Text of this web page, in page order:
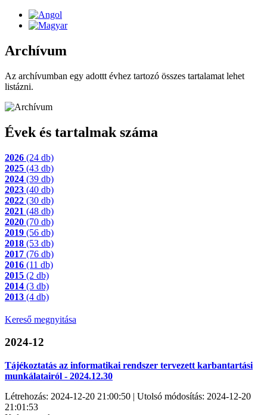
Archívum
Az archívumban egy adottt évhez tartozó összes tartalamat lehet
listázni.
Évek és tartalmak száma
2026 (24 db)
2025 (43 db)
2024 (39 db)
2023 (40 db)
2022 (30 db)
2021 (48 db)
2020 (70 db)
2019 (56 db)
2018 (53 db)
2017 (76 db)
2016 (11 db)
2015 (2 db)
2014 (3 db)
2013 (4 db)
Kereső megnyitása
2024-12
Tájékoztatás az informatikai rendszer tervezett karbantartási
munkálatairól - 2024.12.30
Létrehozás: 2024-12-20 21:00:50 | Utolsó módosítás: 2024-12-20
21:01:53